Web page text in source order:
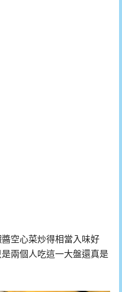
空心菜炒得相當入味好
兩個人吃這一大盤還真是